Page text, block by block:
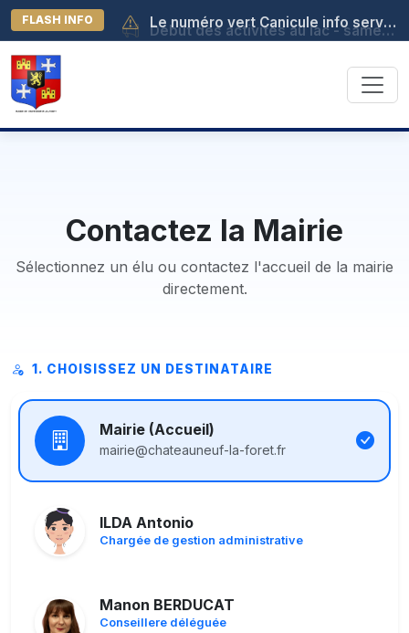
FLASH INFO
Le numéro vert Canicule info service est activé au 0 800 06 66 66. Il est joignable de 8h à 19h (appel gratuit depuis la France métropolitaine).
Début des activités au lac - samedi 04 juillet à 13h30
Contactez la Mairie
Sélectionnez un élu ou contactez l'accueil de la mairie
directement.
1. CHOISISSEZ UN DESTINATAIRE
Mairie (Accueil)
mairie@chateauneuf-la-foret.fr
ILDA Antonio
Chargée de gestion administrative
Manon BERDUCAT
Conseillere déléguée